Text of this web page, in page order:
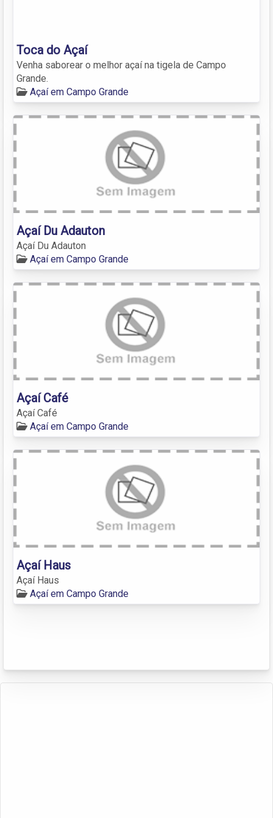
Toca do Açaí
Venha saborear o melhor açaí na tigela de Campo
Grande.
Açaí em Campo Grande
Açaí Du Adauton
Açaí Du Adauton
Açaí em Campo Grande
Açaí Café
Açaí Café
Açaí em Campo Grande
Açaí Haus
Açaí Haus
Açaí em Campo Grande